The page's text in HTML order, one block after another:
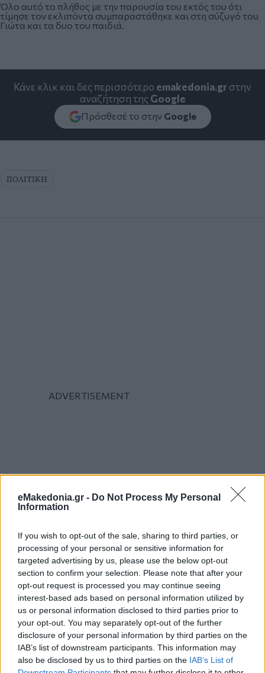
eMakedonia.gr - Do Not Process My Personal
Information
If you wish to opt-out of the sale, sharing to third parties, or
processing of your personal or sensitive information for
targeted advertising by us, please use the below opt-out
section to confirm your selection. Please note that after your
opt-out request is processed you may continue seeing
interest-based ads based on personal information utilized by
us or personal information disclosed to third parties prior to
your opt-out. You may separately opt-out of the further
disclosure of your personal information by third parties on the
IAB’s list of downstream participants. This information may
also be disclosed by us to third parties on the IAB’s List of
Όλο αυτό το πλήθος με την παρουσία του εκτός του ότι
τίμησε τον εκλιπόντα συμπαραστάθηκε και στη σύζυγό του
Γιώτα και τα δυο του παιδιά.
Κάνε κλικ και δες περισσότερο emakedonia.grστην
αναζήτηση της Google
Πρόσθεσέ το στην Google
ΠΟΛΙΤΙΚΗ